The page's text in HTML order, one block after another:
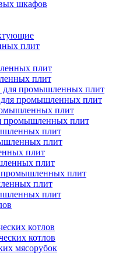
шкафов
плит
плит
плит
для промышленных плит
промышленных плит
плит
промышленных плит
плит
плит
плит
плит
промышленных плит
плит
плит
котлов
котлов
мясорубок